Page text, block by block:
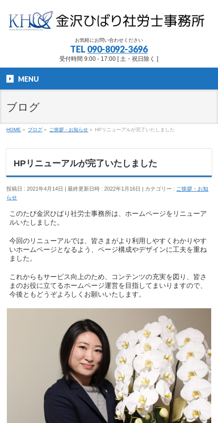
お気軽にお問い合わせください
TEL 090-8092-3696
受付時間 9:00 - 17:00 [ 土・祝日除く ]
MENU
ブログ
HOME » ブログ » ご挨拶・お知らせ » HPリニューアルが完了いたしました
HPリニューアルが完了いたしました
投稿日 : 2021年4月14日 最終更新日時 : 2022年1月16日 カテゴリー : ご挨拶・お知
らせ
このたび金沢ひばり社労士事務所は、ホームページをリニューア
ルいたしました。
今回のリニューアルでは、皆さまがより利用しやすくわかりやす
いホームページとなるよう、ページ構成やデザインに工夫を重ね
ました。
これからもサービス向上のため、コンテンツの充実を図り、皆さ
まのお役に立てるホームページ運営を目指してまいりますので、
今後ともどうぞよろしくお願いいたします。